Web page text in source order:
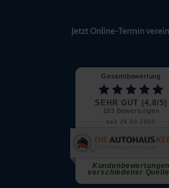
Jetzt Online-Termin